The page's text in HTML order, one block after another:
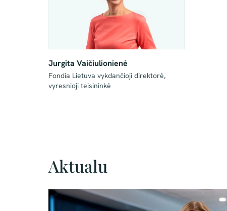
Jurgita Vaičiulionienė
Fondia Lietuva vykdančioji direktorė,
Aktualu